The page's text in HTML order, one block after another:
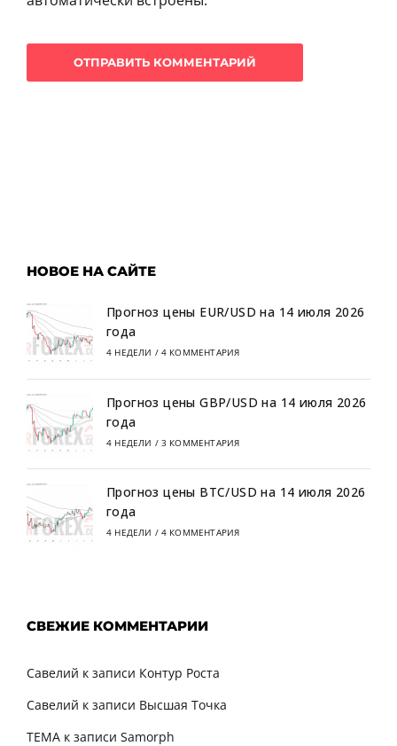
НОВОЕ НА САЙТЕ
Прогноз цены EUR/USD на 14 июля 2026
года
4 НЕДЕЛИ / 4 КОММЕНТАРИЯ
Прогноз цены GBP/USD на 14 июля 2026
года
4 НЕДЕЛИ / 3 КОММЕНТАРИЯ
Прогноз цены BTC/USD на 14 июля 2026
года
4 НЕДЕЛИ / 4 КОММЕНТАРИЯ
СВЕЖИЕ КОММЕНТАРИИ
Савелий к записи Контур Роста
Савелий к записи Высшая Точка
TEMA к записи Samorph